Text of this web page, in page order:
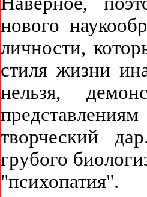
нового
личности,
стиля жизни
нельзя,
творческий
грубого
"психопатия".